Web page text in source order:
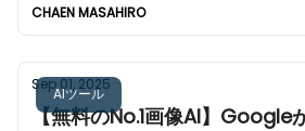
CHAEN MASAHIRO
AIツール
Sep 01, 2025
【無料のNo.1画像AI】Google